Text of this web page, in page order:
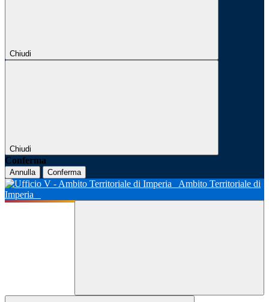
Chiudi
Chiudi
Conferma
Annulla Conferma
Ambito Territoriale di
Imperia